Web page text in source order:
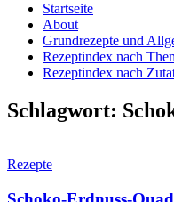
Startseite
About
Grundrezepte und
Rezeptindex nach
Rezeptindex nach
Schlagwort:
Rezepte